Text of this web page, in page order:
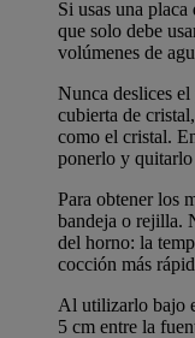
Si usas una
que solo debe
volúmenes de
Nunca deslices
cubierta de
como el cristal.
ponerlo y
Para obtener los
bandeja o rejilla.
del horno: la
cocción más
Al utilizarlo bajo
5 cm entre la